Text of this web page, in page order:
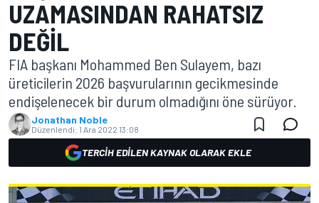
UZAMASINDAN RAHATSIZ
DEĞIL
FIA başkanı Mohammed Ben Sulayem, bazı
üreticilerin 2026 başvurularının gecikmesinde
endişelenecek bir durum olmadığını öne sürüyor.
Jonathan Noble
Düzenlendi: 1 Ara 2022 13:08
TERCIH EDILEN KAYNAK OLARAK EKLE